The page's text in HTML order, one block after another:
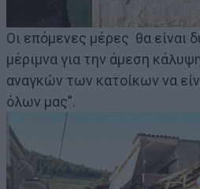
Οι επόμενες μέρες θα είναι
μέριμνα για την άμεση
αναγκών των κατοίκων να
όλων μας”.